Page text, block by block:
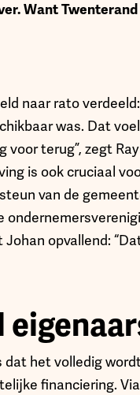
Want
naar rato
was. Dat
terug”, zegt
is ook cruciaal
van de
opvallend:
het volledig
financiering.